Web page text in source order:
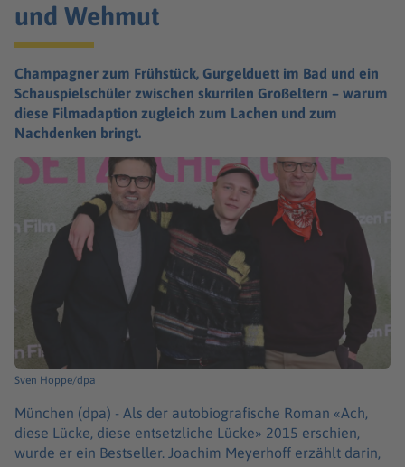
und Wehmut
Champagner zum Frühstück, Gurgelduett im Bad und ein
Schauspielschüler zwischen skurrilen Großeltern – warum
diese Filmadaption zugleich zum Lachen und zum
Nachdenken bringt.
Sven Hoppe/dpa
München (dpa) - Als der autobiografische Roman «Ach,
diese Lücke, diese entsetzliche Lücke» 2015 erschien,
wurde er ein Bestseller. Joachim Meyerhoff erzählt darin,